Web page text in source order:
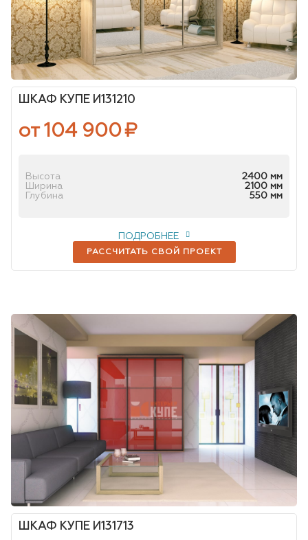
ШКАФ КУПЕ И131210
от 104 900₽
Высота
2400 мм
Ширина
2100 мм
Глубина
550 мм
РАССЧИТАТЬ СВОЙ ПРОЕКТ
ПОДРОБНЕЕ
ШКАФ КУПЕ И131713